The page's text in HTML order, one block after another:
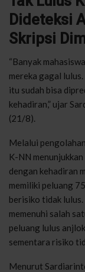
Dideteksi
Skripsi
“Banyak
mereka gagal
itu sudah bisa
kehadiran,” ujar
(21/8).
Melalui
K-NN
dengan kehadiran
memiliki peluang
berisiko tidak lulus.
memenuhi salah
peluang lulus
sementara risiko
Menurut